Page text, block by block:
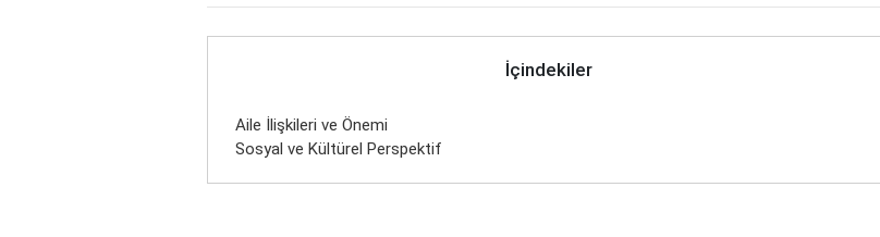
İçindekiler
Aile İlişkileri ve Önemi
Sosyal ve Kültürel Perspektif